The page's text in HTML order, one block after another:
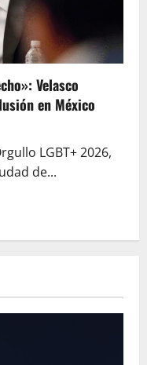
Velasco
en México
LGBT+ 2026,
de...